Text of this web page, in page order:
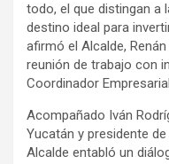
todo, el que distingan a
destino ideal para
afirmó el Alcalde,
reunión de trabajo con
Coordinador
Acompañado Iván
Yucatán y presidente
Alcalde entabló un